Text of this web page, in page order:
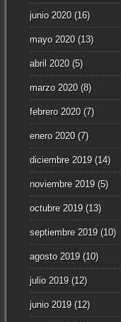
junio 2020(16)
mayo 2020(13)
abril 2020(5)
marzo 2020(8)
febrero 2020(7)
enero 2020(7)
diciembre 2019(14)
noviembre 2019(5)
octubre 2019(13)
septiembre 2019(10)
agosto 2019(10)
julio 2019(12)
junio 2019(12)